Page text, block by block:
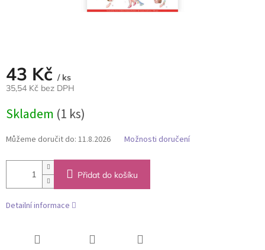
43 Kč / ks
35,54 Kč bez DPH
cena:
Skladem (1 ks)
Můžeme doručit do: 11.8.2026 Možnosti doručení
Přidat do košíku
Detailní informace